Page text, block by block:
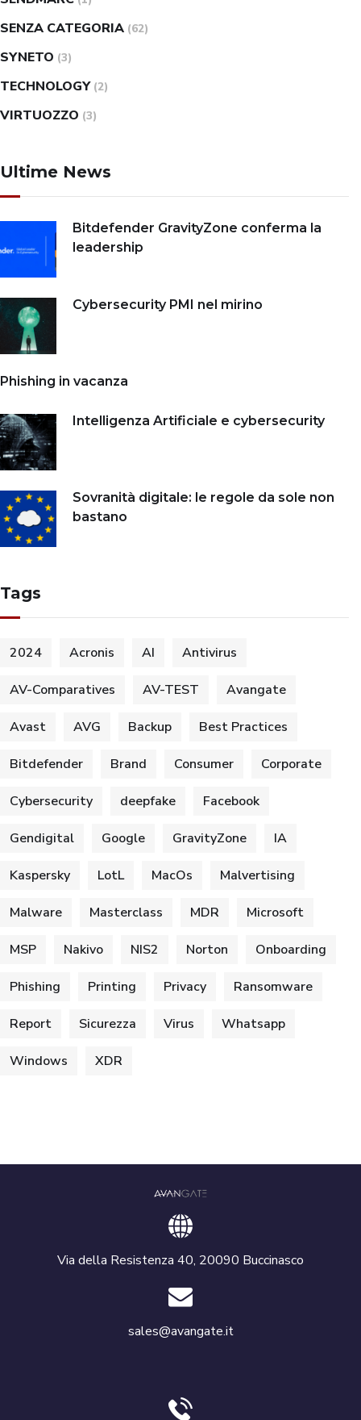
SENZA CATEGORIA (62)
SYNETO (3)
TECHNOLOGY (2)
VIRTUOZZO (3)
Ultime News
Bitdefender GravityZone conferma la
leadership
Cybersecurity PMI nel mirino
Phishing in vacanza
Intelligenza Artificiale e cybersecurity
Sovranità digitale: le regole da sole non
bastano
Tags
2024 Acronis AI Antivirus
AV-Comparatives AV-TEST Avangate
Avast AVG Backup Best Practices
Bitdefender Brand Consumer Corporate
Cybersecurity deepfake Facebook
Gendigital Google GravityZone IA
Kaspersky LotL MacOs Malvertising
Malware Masterclass MDR Microsoft
MSP Nakivo NIS2 Norton Onboarding
Phishing Printing Privacy Ransomware
Report Sicurezza Virus Whatsapp
Windows XDR
Via della Resistenza 40, 20090 Buccinasco
sales@avangate.it